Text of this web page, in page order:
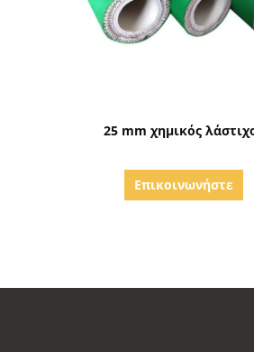
25 mm χημικός
Επικοινωνήστε